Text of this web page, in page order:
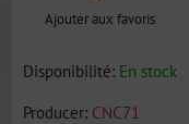
Ajouter aux favoris
Disponibilité: En stock
Producer: CNC71